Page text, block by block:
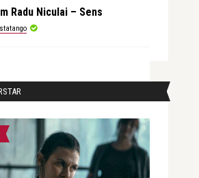
Radu Niculai – Sens